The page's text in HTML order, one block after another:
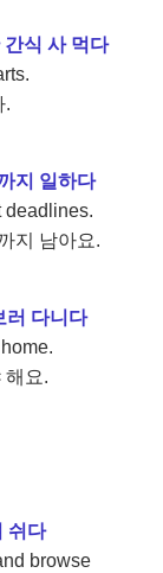
식 사 먹다
.
지 일하다
deadlines.
지 남아요.
다니다
해요.
쉬다
browse